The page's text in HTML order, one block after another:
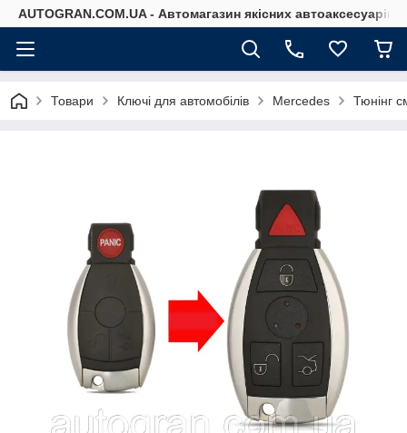
AUTOGRAN.COM.UA - Автомагазин якісних автоаксесуарів
Товари Ключі для автомобілів Mercedes Тюнінг